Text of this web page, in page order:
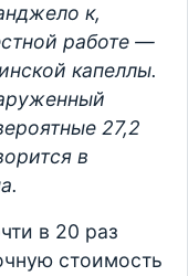
к,
работе —
капеллы.
27,2
в
в 20 раз
стоимость